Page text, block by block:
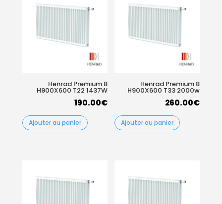
Henrad Premium 8
H900X600 T22 1437W
190.00€
Ajouter au panier
Henrad Premium 8
H900X600 T33 2000w
260.00€
Ajouter au panier